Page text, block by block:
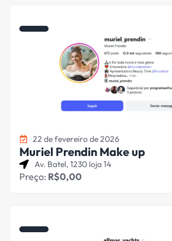
22 de fevereiro de 2026
Muriel Prendin Make up
Av. Batel, 1230 loja 14
Preço: R$0,00